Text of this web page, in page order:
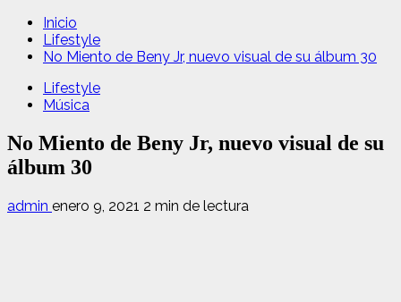
Inicio
Lifestyle
No Miento de Beny Jr, nuevo visual de su álbum 30
Lifestyle
Música
No Miento de Beny Jr, nuevo visual de su
álbum 30
admin enero 9, 2021 2 min de lectura